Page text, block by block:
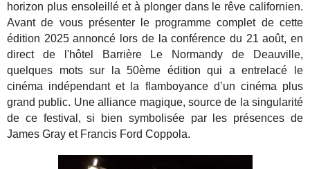
horizon plus ensoleillé et à plonger dans le rêve californien.
Avant de vous présenter le programme complet de cette
édition 2025 annoncé lors de la conférence du 21 août, en
direct de l'hôtel Barrière Le Normandy de Deauville,
quelques mots sur la 50ème édition qui a entrelacé le
cinéma indépendant et la flamboyance d’un cinéma plus
grand public. Une alliance magique, source de la singularité
de ce festival, si bien symbolisée par les présences de
James Gray et Francis Ford Coppola.